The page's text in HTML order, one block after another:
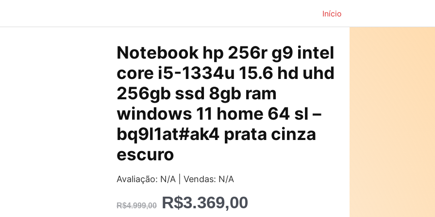
Início
Notebook hp 256r g9 intel
core i5-1334u 15.6 hd uhd
256gb ssd 8gb ram
windows 11 home 64 sl –
bq9l1at#ak4 prata cinza
escuro
Avaliação: N/A | Vendas: N/A
R$4.999,00
O
preço
original
era:
R$4.999,00.
R$3.369,00
O
preço
atual
é:
R$3.369,00.